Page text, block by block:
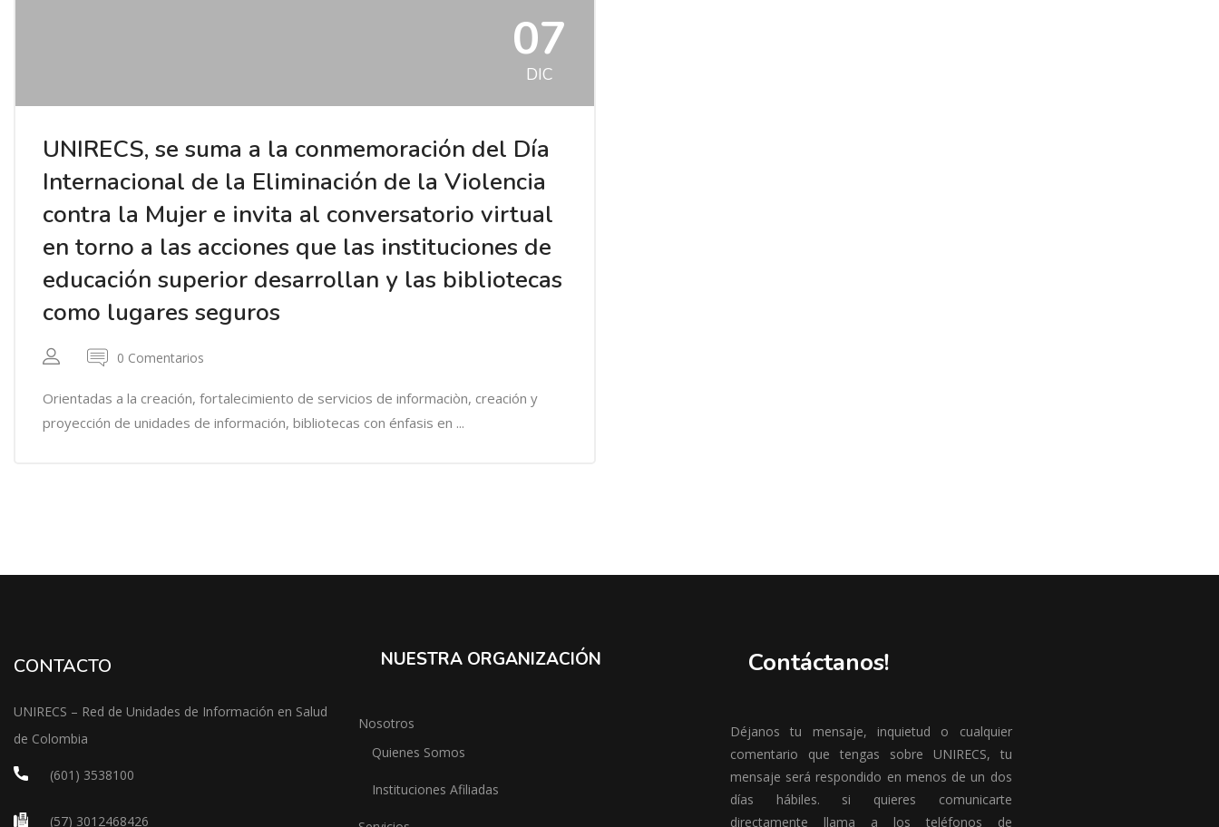
07
DIC
UNIRECS, se suma a la conmemoración del Día
Internacional de la Eliminación de la Violencia
contra la Mujer e invita al conversatorio virtual
en torno a las acciones que las instituciones de
educación superior desarrollan y las bibliotecas
como lugares seguros
0 Comentarios
Orientadas a la creación, fortalecimiento de servicios de informaciòn, creación y
proyección de unidades de información, bibliotecas con énfasis en ...
CONTACTO
UNIRECS – Red de Unidades de Información en Salud
de Colombia
(601) 3538100
(57) 3012468426
NUESTRA ORGANIZACIÓN
Nosotros
Quienes Somos
Instituciones Afiliadas
Contáctanos!
Déjanos tu mensaje, inquietud o cualquier
comentario que tengas sobre UNIRECS, tu
mensaje será respondido en menos de un dos
días hábiles. si quieres comunicarte
directamente llama a los teléfonos de